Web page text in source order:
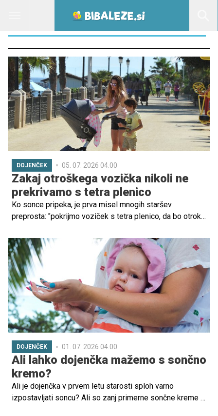
ZAŠČITA DOJENČKA PRED SONCEM
DOJENČEK 05. 07. 2026 04.00
Zakaj otroškega vozička nikoli ne
prekrivamo s tetra plenico
Ko sonce pripeka, je prva misel mnogih staršev
preprosta: "pokrijmo voziček s tetra plenico, da bo otrok
najpogostejših napak, ki lahko poveča tveganje za
pregrevanje otroka.
DOJENČEK 01. 07. 2026 04.00
Ali lahko dojenčka mažemo s sončno
kremo?
Ali je dojenčka v prvem letu starosti sploh varno
izpostavljati soncu? Ali so zanj primerne sončne kreme in